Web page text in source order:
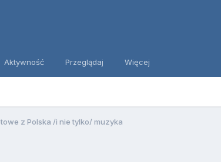
Aktywność Przeglądaj Więcej
z Polska /i nie tylko/ muzyka